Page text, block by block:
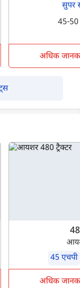
सुपर
45-50
अधिक
45 एचपी
अधिक